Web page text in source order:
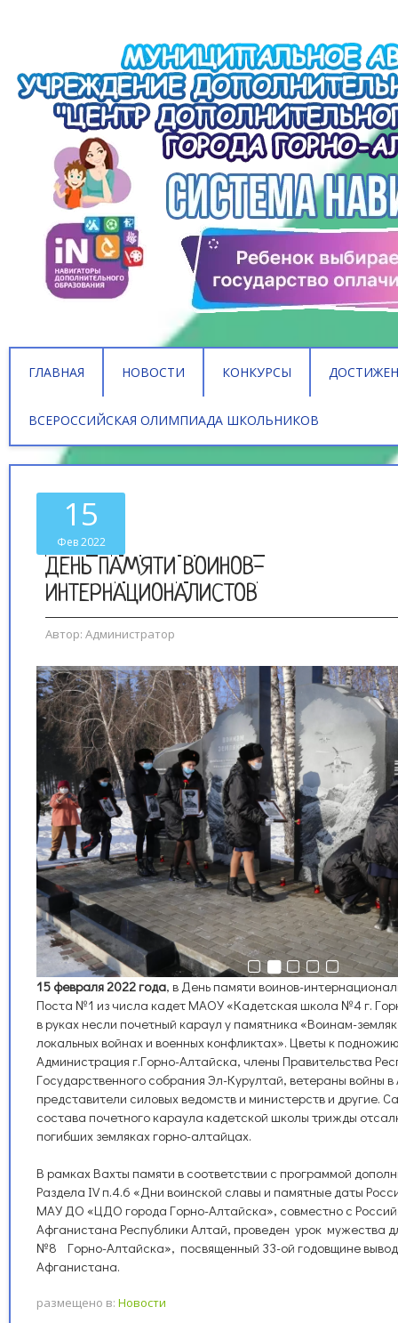
ГЛАВНАЯ НОВОСТИ КОНКУРСЫ
ВСЕРОССИЙСКАЯ ОЛИМПИАДА ШКОЛЬНИКОВ
15
Фев 2022
ДЕНЬ ПАМЯТИ ВОИНОВ-
ИНТЕРНАЦИОНАЛИСТОВ
Автор: Администратор
15 февраля 2022 года, в День памяти воинов-
Поста №1 из числа кадет МАОУ «Кадетская школа №4 г.
в руках несли почетный караул у памятника «Воинам-
локальных войнах и военных конфликтах». Цветы к
Администрация г.Горно-Алтайска, члены Правительства
Государственного собрания Эл-Курултай, ветераны войны
представители силовых ведомств и министерств и другие.
состава почетного караула кадетской школы трижды
погибших земляках горно-алтайцах.
В рамках Вахты памяти в соответствии с программой
Раздела IV п.4.6 «Дни воинской славы и памятные даты
МАУ ДО «ЦДО города Горно-Алтайска», совместно с
Афганистана Республики Алтай, проведен урок
№8 Горно-Алтайска», посвященный 33-ой годовщине
Афганистана.
размещено в: Новости